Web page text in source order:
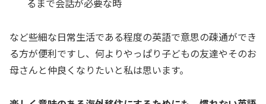
るまで会話が必要な時
など些細な日常生活である程度の英語で意思の疎通ができ
る方が便利ですし、何よりやっぱり子どもの友達やそのお
母さんと仲良くなりたいと私は思います。